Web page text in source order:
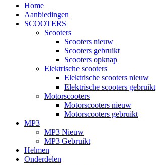
Home
Aanbiedingen
SCOOTERS
Scooters
Scooters nieuw
Scooters gebruikt
Scooters opknap
Elektrische scooters
Elektrische scooters nieuw
Elektrische scooters gebruikt
Motorscooters
Motorscooters nieuw
Motorscooters gebruikt
MP3
MP3 Nieuw
MP3 Gebruikt
Helmen
Onderdelen